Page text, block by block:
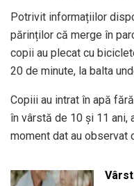
Potrivit informațiilor
părinților că merge în
copii au plecat cu
20 de minute, la balta
Copiii au intrat în apă
în vârstă de 10 și 11 ani,
moment dat au observat